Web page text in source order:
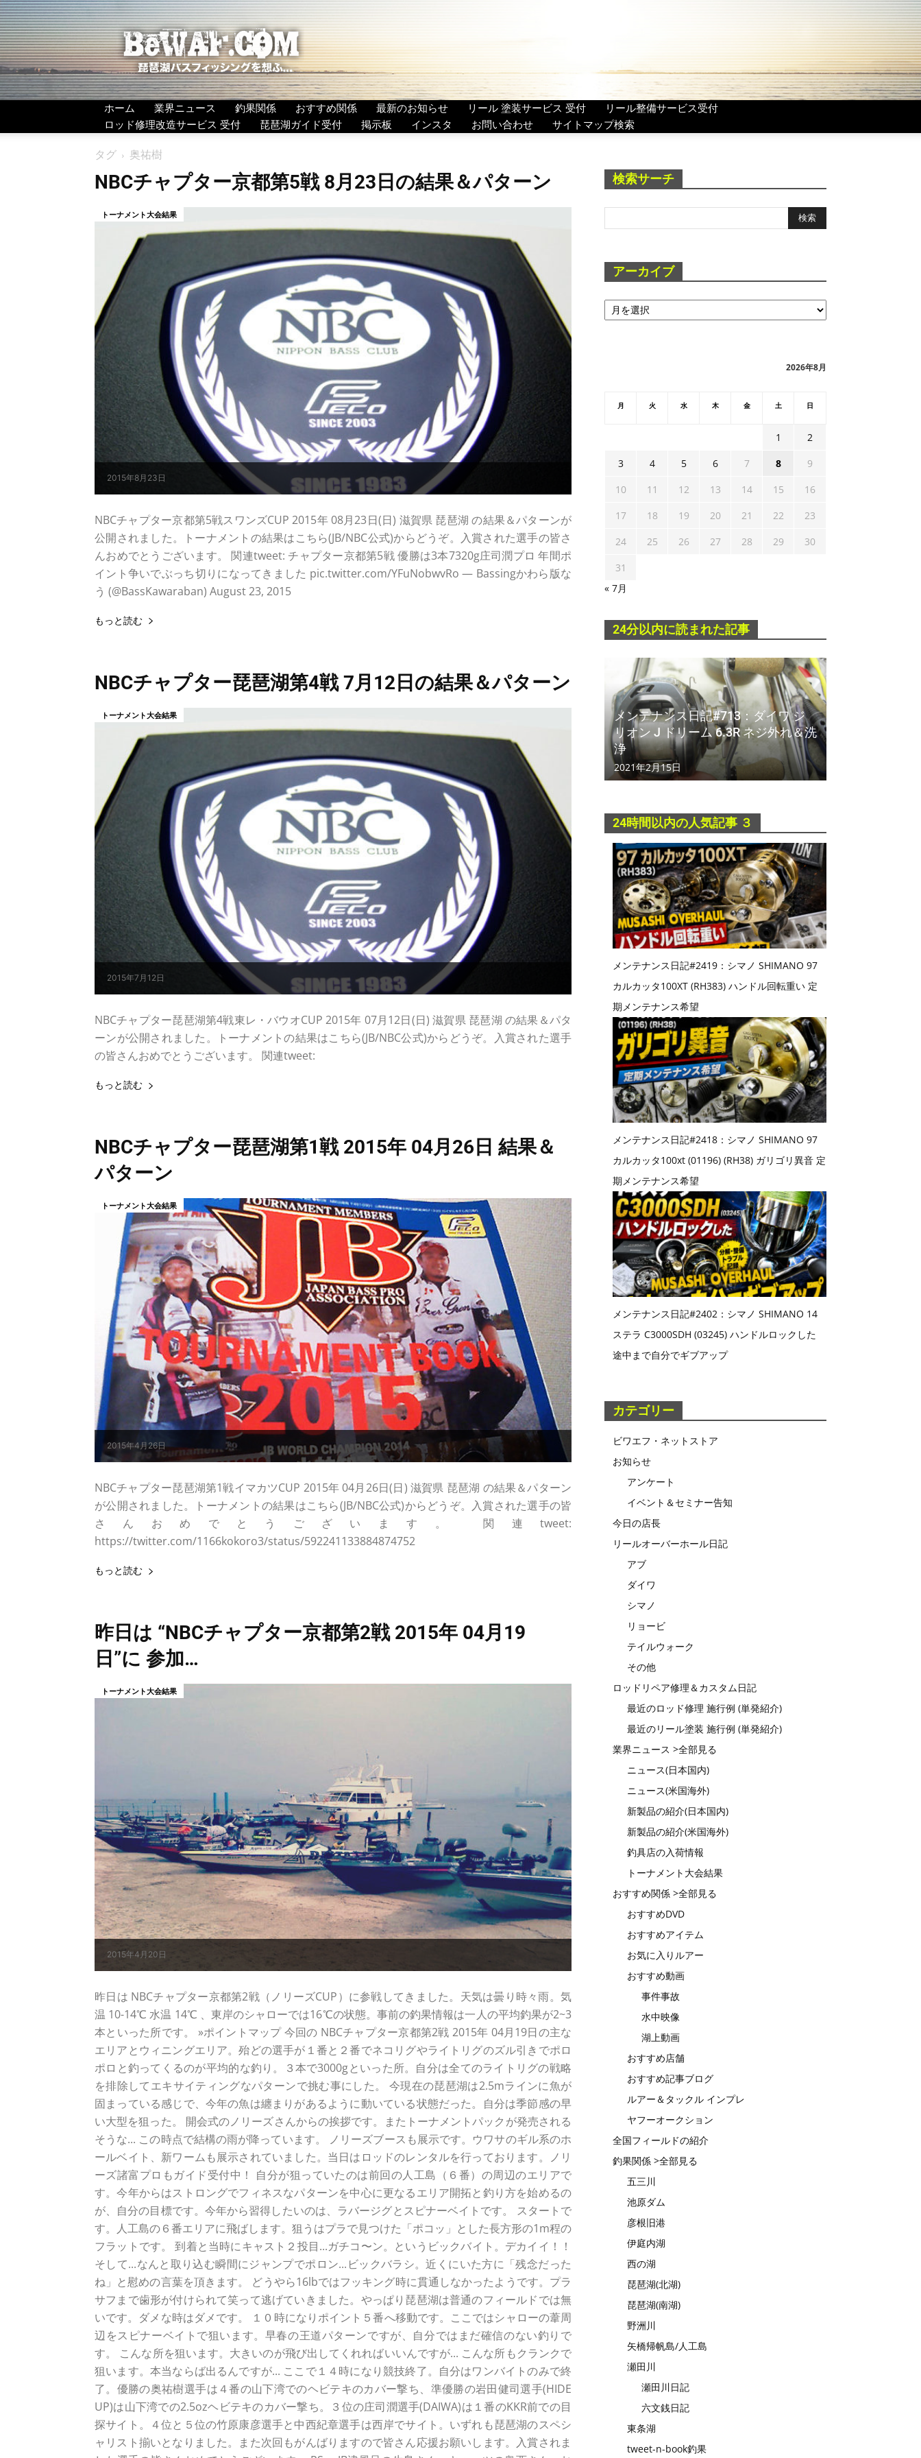
BeWAF
(ビ
ワ
エ
フ）
ホーム 業界ニュース 釣果関係 おすすめ関係 最新のお知らせ リール 塗装サービス 受付
リール整備サービス受付
ロッド修理改造サービス 受付
琵琶湖ガイド受付 掲示板 インスタ お問い合わせ サイトマップ検索
タグ 奥祐樹
NBCチャプター京都第5戦 8月23日の結果＆パターン
2015年8月23日
トーナメント大会結果
NBCチャプター京都第5戦スワンズCUP 2015年 08月23日(日) 滋賀県 琵琶湖 の結果＆パターンが
公開されました。トーナメントの結果はこちら(JB/NBC公式)からどうぞ。入賞された選手の皆さ
んおめでとうございます。 関連tweet: チャプター京都第5戦 優勝は3本7320g庄司潤プロ 年間ポ
イント争いでぶっち切りになってきました pic.twitter.com/YFuNobwvRo — Bassingかわら版な
う (@BassKawaraban) August 23, 2015
もっと読む
NBCチャプター琵琶湖第4戦 7月12日の結果＆パターン
2015年7月12日
トーナメント大会結果
NBCチャプター琵琶湖第4戦東レ・バウオCUP 2015年 07月12日(日) 滋賀県 琵琶湖 の結果＆パタ
ーンが公開されました。トーナメントの結果はこちら(JB/NBC公式)からどうぞ。入賞された選手
の皆さんおめでとうございます。 関連tweet:
もっと読む
NBCチャプター琵琶湖第1戦 2015年 04月26日 結果＆
パターン
2015年4月26日
トーナメント大会結果
NBCチャプター琵琶湖第1戦イマカツCUP 2015年 04月26日(日) 滋賀県 琵琶湖 の結果＆パターン
が公開されました。トーナメントの結果はこちら(JB/NBC公式)からどうぞ。入賞された選手の皆
さんおめでとうございます。 関連tweet:
https://twitter.com/1166kokoro3/status/592241133884874752
もっと読む
昨日は “NBCチャプター京都第2戦 2015年 04月19
日”に 参加…
2015年4月20日
トーナメント大会結果
昨日は NBCチャプター京都第2戦（ノリーズCUP）に参戦してきました。天気は曇り時々雨。気
温 10-14℃ 水温 14℃ 、東岸のシャローでは16℃の状態。事前の釣果情報は一人の平均釣果が2~3
本といった所です。 »ポイントマップ 今回の NBCチャプター京都第2戦 2015年 04月19日の主な
エリアとウィニングエリア。殆どの選手が１番と２番でネコリグやライトリグのズル引きでポロ
ポロと釣ってくるのが平均的な釣り。３本で3000gといった所。自分は全てのライトリグの戦略
を排除してエキサイティングなパターンで挑む事にした。 今現在の琵琶湖は2.5mラインに魚が
固まっている感じで、今年の魚は纏まりがあるように動いている状態だった。自分は季節感の早
い大型を狙った。 開会式のノリーズさんからの挨拶です。またトーナメントパックが発売される
そうな... この時点で結構の雨が降っています。 ノリーズブースも展示です。ウワサのギル系のホ
ールベイト、新ワームも展示されていました。当日はロッドのレンタルを行っております。ノリ
ーズ諸富プロもガイド受付中！ 自分が狙っていたのは前回の人工島（６番）の周辺のエリアで
す。今年からはストロングでフィネスなパターンを中心に更なるエリア開拓と釣り方を始めるの
が、自分の目標です。今年から習得したいのは、ラバージグとスピナーベイトです。 スタートで
す。人工島の６番エリアに飛ばします。狙うはプラで見つけた「ポコッ」とした長方形の1m程の
フラットです。 到着と当時にキャスト２投目...ガチコ〜ン。というビックバイト。デカイイ！！
そして...なんと取り込む瞬間にジャンプでポロン...ビックバラシ。近くにいた方に「残念だった
ね」と慰めの言葉を頂きます。 どうやら16lbではフッキング時に貫通しなかったようです。プラ
サフまで歯形が付けられて笑って逃げていきました。やっぱり琵琶湖は普通のフィールドでは無
いです。ダメな時はダメです。 １０時になりポイント５番へ移動です。ここではシャローの葦周
辺をスピナーベイトで狙います。早春の王道パターンですが、自分ではまだ確信のない釣りで
す。 こんな所を狙います。大きいのが飛び出してくれればいいんですが... こんな所もクランクで
狙います。本当ならば出るんですが... ここで１４時になり競技終了。自分はワンバイトのみで終
了。優勝の奥祐樹選手は４番の山下湾でのヘビテキのカバー撃ち、準優勝の岩田健司選手(HIDE
UP)は山下湾での2.5ozヘビテキのカバー撃ち。３位の庄司潤選手(DAIWA)は１番のKKR前での目
探サイト。４位と５位の竹原康彦選手と中西紀章選手は西岸でサイト。いずれも琵琶湖のスペシ
ャリスト揃いとなりました。また次回もがんばりますので皆さん応援お願いします。入賞されま
検索サーチ
アーカイブ
ア
ー
2026年8月
月 火 水 木 金 土 日
1
2
3
4 5 6 7 8
9
10
11 12 13 14 15
16
17
18 19 20 21 22
23
24
25 26 27 28 29
30
31
« 7月
24分以内に読まれた記事
メンテナンス日記#713：ダイワ ジ
リオン J ドリーム 6.3R ネジ外れ＆洗
浄
2021年2月15日
24時間以内の人気記事 ３
メンテナンス日記#2419：シマノ SHIMANO 97
カルカッタ100XT (RH383) ハンドル回転重い 定
期メンテナンス希望
メンテナンス日記#2418：シマノ SHIMANO 97
カルカッタ100xt (01196) (RH38) ガリゴリ異音 定
期メンテナンス希望
メンテナンス日記#2402：シマノ SHIMANO 14
ステラ C3000SDH (03245) ハンドルロックした
途中まで自分でギブアップ
カテゴリー
ビワエフ・ネットストア
お知らせ
アンケート
イベント＆セミナー告知
今日の店長
リールオーバーホール日記
アブ
ダイワ
シマノ
リョービ
テイルウォーク
その他
ロッドリペア修理＆カスタム日記
最近のロッド修理 施行例 (単発紹介)
最近のリール塗装 施行例 (単発紹介)
業界ニュース >全部見る
ニュース(日本国内)
ニュース(米国海外)
新製品の紹介(日本国内)
新製品の紹介(米国海外)
釣具店の入荷情報
トーナメント大会結果
おすすめ関係 >全部見る
おすすめDVD
おすすめアイテム
お気に入りルアー
おすすめ動画
事件事故
水中映像
湖上動画
おすすめ店舗
おすすめ記事ブログ
ルアー＆タックル インプレ
ヤフーオークション
全国フィールドの紹介
釣果関係 >全部見る
五三川
池原ダム
彦根旧港
伊庭内湖
西の湖
琵琶湖(北湖)
琵琶湖(南湖)
野洲川
矢橋帰帆島/人工島
瀬田川
瀬田川日記
六文銭日記
東条湖
tweet-n-book釣果